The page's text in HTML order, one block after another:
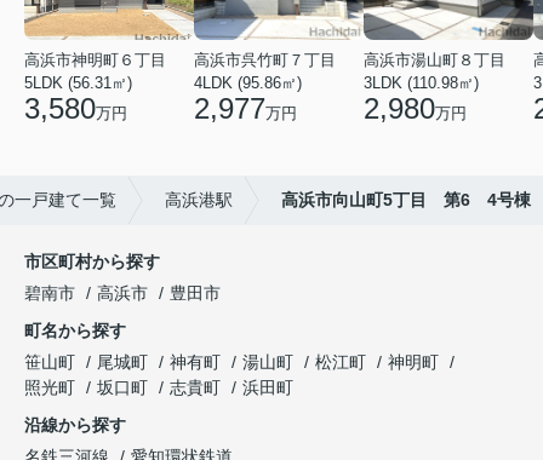
高浜市神明町６丁目
5LDK (56.31㎡)
3,580万円
高浜市呉竹町７丁目
4LDK (95.86㎡)
2,977万円
高浜市湯山町８丁目
3LDK (110.98㎡)
2,980万円
一戸建て一覧 高浜港駅 高浜市向山町5丁目 第6 4号棟
市区町村から探す
碧南市
高浜市
豊田市
町名から探す
笹山町
尾城町 神有町 湯山町 松江町
神明町
照光町
坂口町 志貴町
浜田町
沿線から探す